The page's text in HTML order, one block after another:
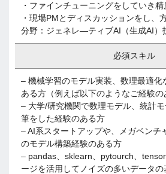
・ファインチューニングをしていき精
・現場PMとディスカッションをし、
分野：ジェネレ―ティブAI（生成AI）
必須スキル
– 機械学習のモデル実装、数理最適化
ある方（例えば以下のようなご経験の
– 大学/研究機関で数理モデル、統計
筆をした経験のある方
– AI系スタートアップや、メガベンチ
のモデル構築経験のある方
– pandas、sklearn、pytourch、
ージを活用してノイズの多いデータ